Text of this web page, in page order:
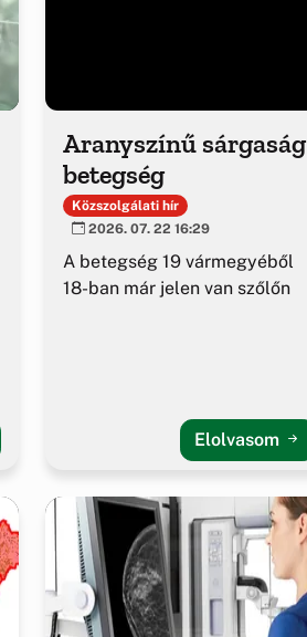
Aranyszínű sárgaság
betegség
Közszolgálati hír
2026. 07. 22 16:29
A betegség 19 vármegyéből
18-ban már jelen van szőlőn
Elolvasom